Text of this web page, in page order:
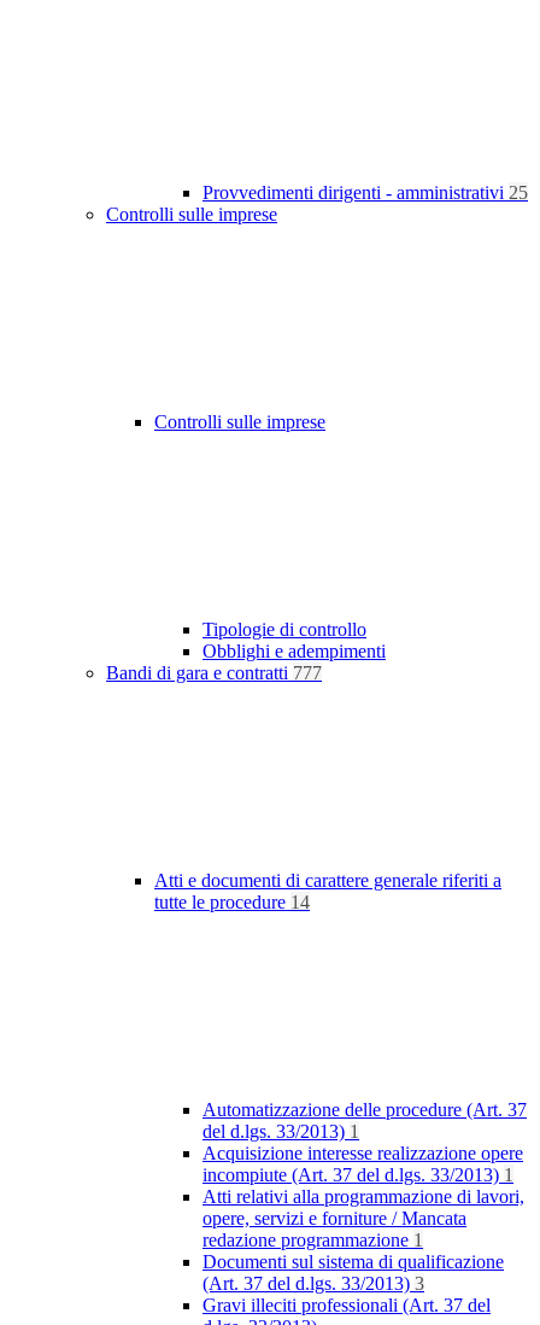
Provvedimenti dirigenti - amministrativi 25
Controlli sulle imprese
Controlli sulle imprese
Tipologie di controllo
Obblighi e adempimenti
Bandi di gara e contratti 777
Atti e documenti di carattere generale riferiti a
tutte le procedure 14
Automatizzazione delle procedure (Art. 37
del d.lgs. 33/2013) 1
Acquisizione interesse realizzazione opere
incompiute (Art. 37 del d.lgs. 33/2013) 1
Atti relativi alla programmazione di lavori,
opere, servizi e forniture / Mancata
redazione programmazione 1
Documenti sul sistema di qualificazione
(Art. 37 del d.lgs. 33/2013) 3
Gravi illeciti professionali (Art. 37 del